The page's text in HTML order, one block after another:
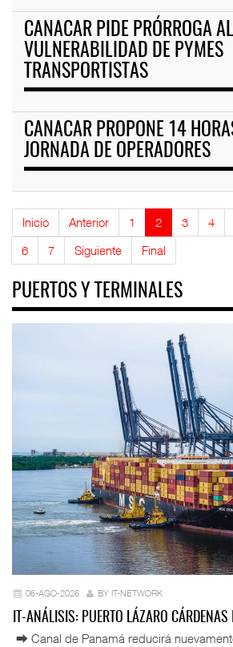
CANACAR PIDE PRÓRROGA
VULNERABILIDAD DE PYMES
TRANSPORTISTAS
CANACAR PROPONE 14
JORNADA DE OPERADORES
Inicio Anterior 1 2 3 4
6
7 Siguiente Final
PUERTOS Y TERMINALES
06-AGO-2026 BY IT-NETWORK
IT-ANÁLISIS: PUERTO LÁZARO
⮕ Canal de Panamá reducirá